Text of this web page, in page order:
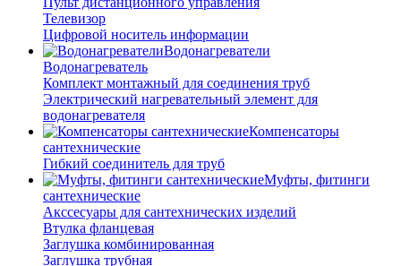
Телевизор
Цифровой носитель информации
Водонагреватели
Водонагреватель
Комплект монтажный для соединения труб
Электрический нагревательный элемент для
водонагревателя
Компенсаторы
сантехнические
Гибкий соединитель для труб
Муфты, фитинги
сантехнические
Акссесуары для сантехнических изделий
Втулка фланцевая
Заглушка комбинированная
Заглушка трубная